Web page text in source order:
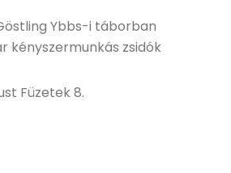
Ybbs-i táborban
kényszermunkás zsidók
Füzetek 8.